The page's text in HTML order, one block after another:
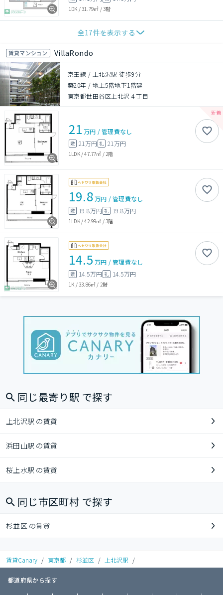
1DK /31.79㎡ /3階
全17件を表示する
賃貸マンション VillaRondo
京王線 / 上北沢駅 徒歩9分
築20年 /地上5階地下1階建
東京都世田谷区上北沢４丁目
21 万円 /管理費なし
敷 21万円 礼 21万円
1LDK/47.77㎡ / 2階
19.8万円 /管理費なし
敷 19.8万円 礼 19.8万円
1LDK/42.99㎡ /3階
14.5 万円 /管理費なし
敷 14.5万円 礼 14.5万円
1K /33.86㎡ / 2階
同じ最寄り駅 で探す
上北沢駅 の賃貸
浜田山駅 の賃貸
桜上水駅 の賃貸
同じ市区町村 で探す
杉並区 の賃貸
賃貸Canary / 東京都 / 杉並区 / 上北沢駅 /
都道府県から探す